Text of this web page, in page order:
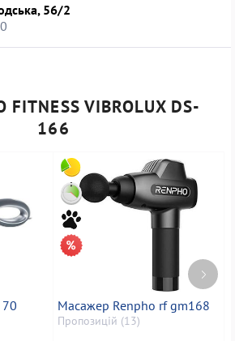
56/2
VIBROLUX DS-
166
Масажер Renpho rf gm168
Пропозицій (13)